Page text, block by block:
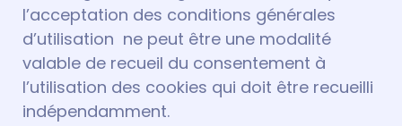
l’acceptation des conditions générales
d’utilisation ne peut être une modalité
valable de recueil du consentement à
l’utilisation des cookies qui doit être recueilli
indépendamment.